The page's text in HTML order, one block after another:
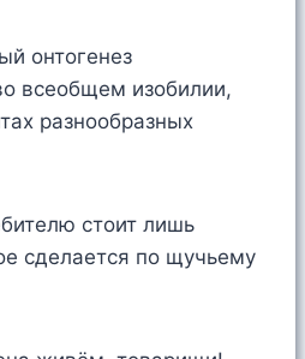
онтогенез
всеобщем изобилии,
разнообразных
стоит лишь
сделается по щучьему